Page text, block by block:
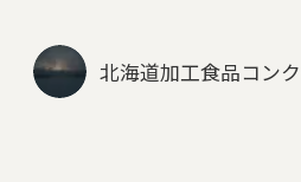
北海道加工食品コン